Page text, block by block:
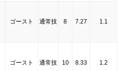
ゴースト 通常技 8 7.27 1.1
ゴースト 通常技 10 8.33 1.2